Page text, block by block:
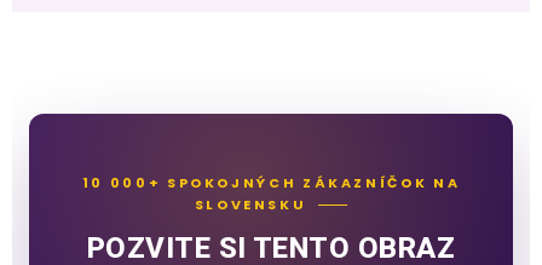
10 000+ SPOKOJNÝCH ZÁKAZNÍČOK NA
SLOVENSKU
POZVITE SI TENTO OBRAZ